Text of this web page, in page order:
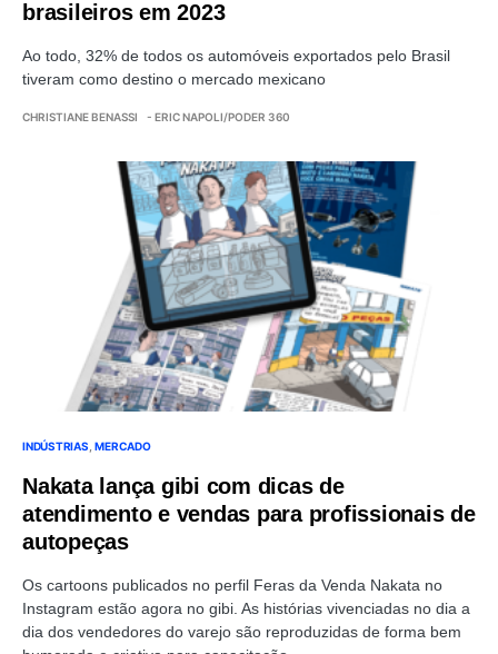
brasileiros em 2023
Ao todo, 32% de todos os automóveis exportados pelo Brasil
tiveram como destino o mercado mexicano
CHRISTIANE BENASSI - ERIC NAPOLI/PODER 360
INDÚSTRIAS MERCADO
Nakata lança gibi com dicas de
atendimento e vendas para profissionais de
autopeças
Os cartoons publicados no perfil Feras da Venda Nakata no
Instagram estão agora no gibi. As histórias vivenciadas no dia a
dia dos vendedores do varejo são reproduzidas de forma bem